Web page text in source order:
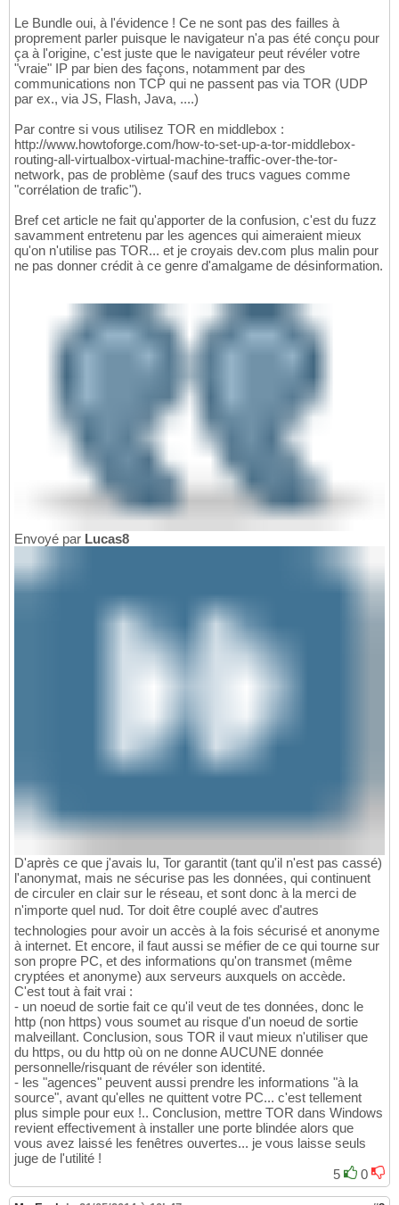
Le Bundle oui, à l'évidence ! Ce ne sont pas des failles à
proprement parler puisque le navigateur n'a pas été conçu pour
ça à l'origine, c'est juste que le navigateur peut révéler votre
"vraie" IP par bien des façons, notamment par des
communications non TCP qui ne passent pas via TOR (UDP
par ex., via JS, Flash, Java, ....)
Par contre si vous utilisez TOR en middlebox :
http://www.howtoforge.com/how-to-set-up-a-tor-middlebox-
routing-all-virtualbox-virtual-machine-traffic-over-the-tor-
network, pas de problème (sauf des trucs vagues comme
"corrélation de trafic").
Bref cet article ne fait qu'apporter de la confusion, c'est du fuzz
savamment entretenu par les agences qui aimeraient mieux
qu'on n'utilise pas TOR... et je croyais dev.com plus malin pour
ne pas donner crédit à ce genre d'amalgame de désinformation.
Envoyé par Lucas8
D'après ce que j'avais lu, Tor garantit (tant qu'il n'est pas cassé)
l'anonymat, mais ne sécurise pas les données, qui continuent
de circuler en clair sur le réseau, et sont donc à la merci de
n'importe quel nud. Tor doit être couplé avec d'autres
technologies pour avoir un accès à la fois sécurisé et anonyme
à internet. Et encore, il faut aussi se méfier de ce qui tourne sur
son propre PC, et des informations qu'on transmet (même
cryptées et anonyme) aux serveurs auxquels on accède.
C'est tout à fait vrai :
- un noeud de sortie fait ce qu'il veut de tes données, donc le
http (non https) vous soumet au risque d'un noeud de sortie
malveillant. Conclusion, sous TOR il vaut mieux n'utiliser que
du https, ou du http où on ne donne AUCUNE donnée
personnelle/risquant de révéler son identité.
- les "agences" peuvent aussi prendre les informations "à la
source", avant qu'elles ne quittent votre PC... c'est tellement
plus simple pour eux !.. Conclusion, mettre TOR dans Windows
revient effectivement à installer une porte blindée alors que
vous avez laissé les fenêtres ouvertes... je vous laisse seuls
juge de l'utilité !
5
0